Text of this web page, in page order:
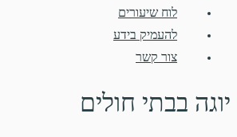
לוח שיעורים
להעמיק בידע
צור קשר
יוגה בבתי חולים